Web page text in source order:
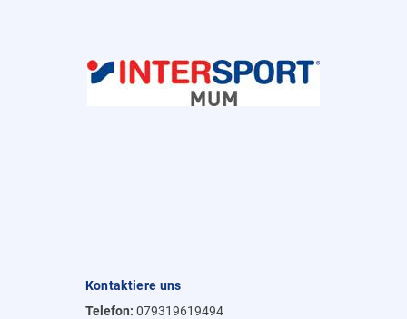
Kontaktiere uns
Telefon: 079319619494